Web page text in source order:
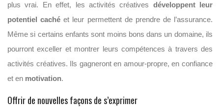
plus vrai. En effet, les activités créatives développent leur
potentiel caché et leur permettent de prendre de l’assurance.
Même si certains enfants sont moins bons dans un domaine, ils
pourront exceller et montrer leurs compétences à travers des
activités créatives. Ils gagneront en amour-propre, en confiance
et en motivation.
Offrir de nouvelles façons de s’exprimer